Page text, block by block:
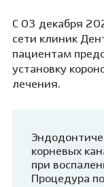
С 03 декабря
сети клиник
пациентам
установку
лечения.
корневых
при
Процедура